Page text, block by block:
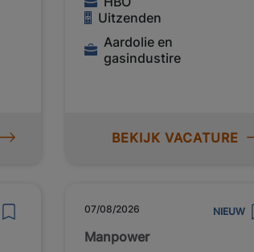
Uitzenden
Aardolie en
gasindustire
BEKIJK VACATURE
07/08/2026 NIEUW
Manpower